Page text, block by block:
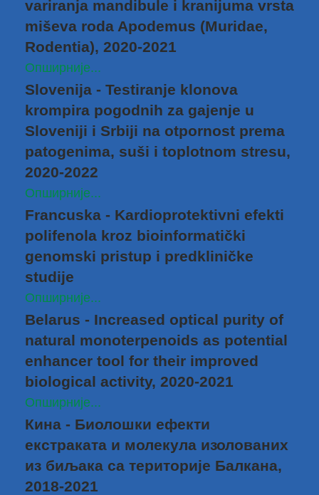
variranja mandibule i kranijuma vrsta
miševa roda Apodemus (Muridae,
Rodentia), 2020-2021
Опширније...
Slovenija - Testiranje klonova
krompira pogodnih za gajenje u
Sloveniji i Srbiji na otpornost prema
patogenima, suši i toplotnom stresu,
2020-2022
Опширније...
Francuska - Kardioprotektivni efekti
polifenola kroz bioinformatički
genomski pristup i predkliničke
studije
Опширније...
Belarus - Increased optical purity of
natural monoterpenoids as potential
enhancer tool for their improved
biological activity, 2020-2021
Опширније...
Кина - Биолошки ефекти
екстраката и молекула изолованих
из биљака са територије Балкана,
2018-2021